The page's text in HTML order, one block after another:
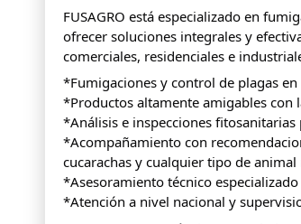
FUSAGRO está especializado en
ofrecer soluciones integrales y
comerciales, residenciales e
*Fumigaciones y control de plagas
*Productos altamente amigables con
*Análisis e inspecciones
*Acompañamiento con
cucarachas y cualquier tipo de animal
*Asesoramiento técnico
*Atención a nivel nacional y